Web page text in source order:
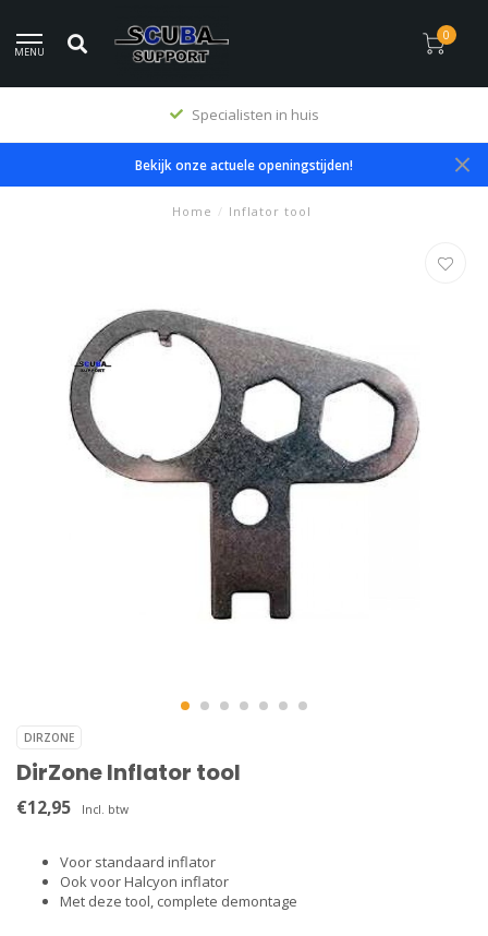
MENU
0
Specialisten in huis
Bekijk onze actuele openingstijden!
Home / Inflator tool
DIRZONE
DirZone Inflator tool
€12,95 Incl. btw
Voor standaard inflator
Ook voor Halcyon inflator
Met deze tool, complete demontage